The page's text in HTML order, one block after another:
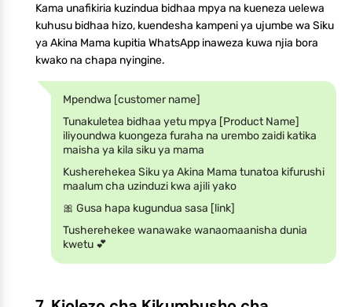
Kama unafikiria kuzindua bidhaa mpya na kueneza uelewa
kuhusu bidhaa hizo, kuendesha kampeni ya ujumbe wa Siku
ya Akina Mama kupitia WhatsApp inaweza kuwa njia bora
kwako na chapa nyingine.
Mpendwa [customer name]
Tunakuletea bidhaa yetu mpya [Product Name]
iliyoundwa kuongeza furaha na urembo zaidi katika
maisha ya kila siku ya mama
Kusherehekea Siku ya Akina Mama tunatoa kifurushi
maalum cha uzinduzi kwa ajili yako
🎀 Gusa hapa kugundua sasa [link]
Tusherehekee wanawake wanaomaanisha dunia
kwetu 💕